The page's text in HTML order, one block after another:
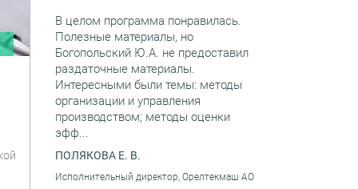
В целом программа понравилась.
Полезные материалы, но
Богопольский Ю.А. не предоставил
раздаточные материалы.
Интересными были темы: методы
организации и управления
производством; методы оценки
эфф...
ПОЛЯКОВА Е. В.
Исполнительный директор, Орелтекмаш АО